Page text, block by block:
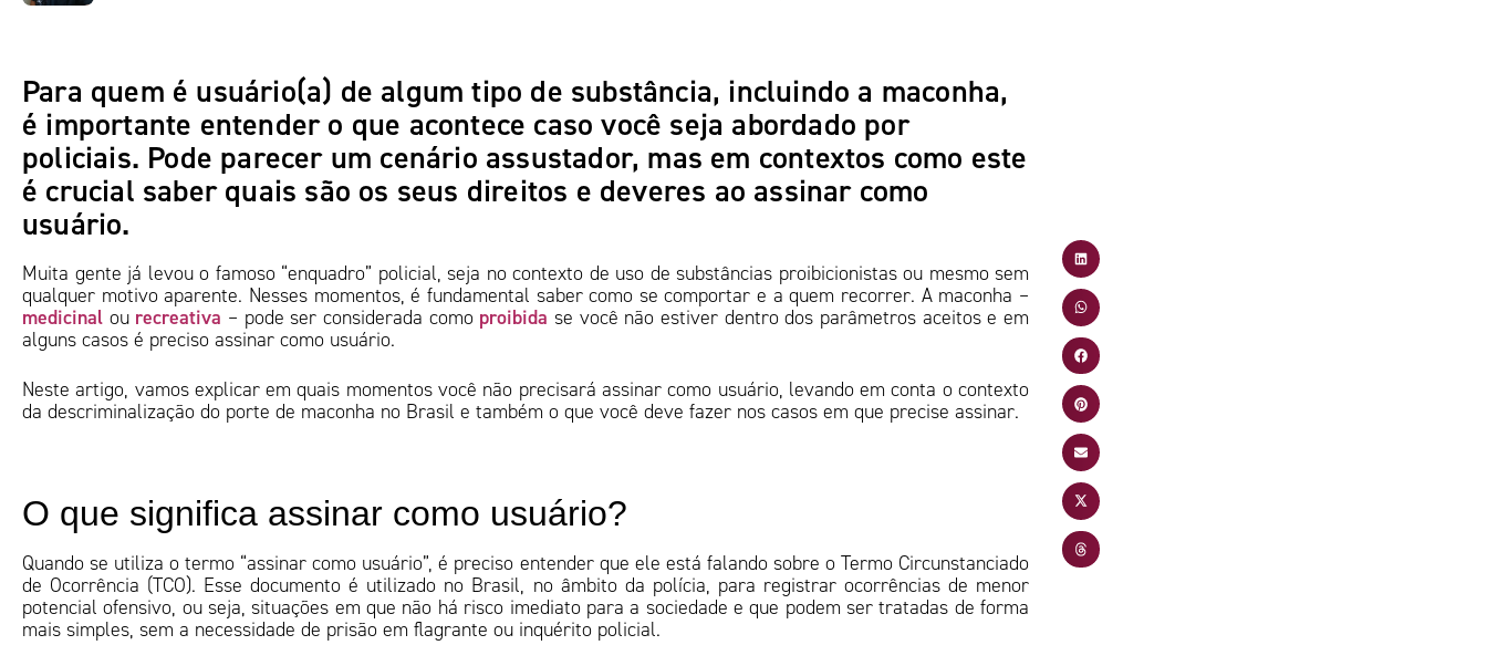
Para quem é usuário(a) de algum tipo de substância, incluindo a maconha,
é importante entender o que acontece caso você seja abordado por
policiais. Pode parecer um cenário assustador, mas em contextos como este
é crucial saber quais são os seus direitos e deveres ao assinar como
usuário.
Muita gente já levou o famoso “enquadro” policial, seja no contexto de uso de substâncias proibicionistas ou mesmo sem
qualquer motivo aparente. Nesses momentos, é fundamental saber como se comportar e a quem recorrer. A maconha –
medicinal ou recreativa – pode ser considerada como proibida se você não estiver dentro dos parâmetros aceitos e em
alguns casos é preciso assinar como usuário.
Neste artigo, vamos explicar em quais momentos você não precisará assinar como usuário, levando em conta o contexto
da descriminalização do porte de maconha no Brasil e também o que você deve fazer nos casos em que precise assinar.
O que significa assinar como usuário?
Quando se utiliza o termo “assinar como usuário”, é preciso entender que ele está falando sobre o Termo Circunstanciado
de Ocorrência (TCO). Esse documento é utilizado no Brasil, no âmbito da polícia, para registrar ocorrências de menor
potencial ofensivo, ou seja, situações em que não há risco imediato para a sociedade e que podem ser tratadas de forma
mais simples, sem a necessidade de prisão em flagrante ou inquérito policial.